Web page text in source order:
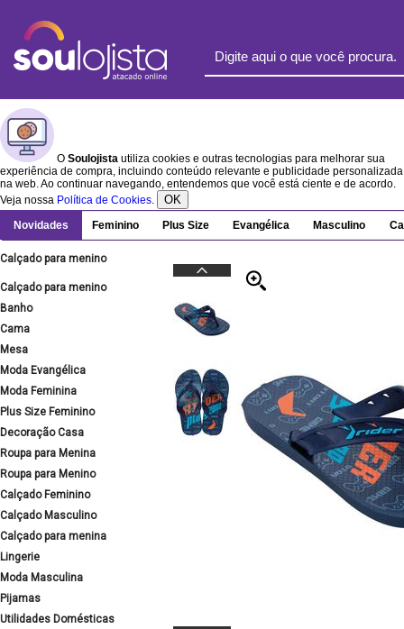
O Soulojista utiliza cookies e outras tecnologias para melhorar sua
experiência de compra, incluindo conteúdo relevante e publicidade personalizada
na web. Ao continuar navegando, entendemos que você está ciente e de acordo.
Veja nossa Política de Cookies. OK
Novidades Feminino Plus Size Evangélica Masculino
Calçado para menino
Calçado para menino
Banho
Cama
Mesa
Moda Evangélica
Moda Feminina
Plus Size Feminino
Decoração Casa
Roupa para Menina
Roupa para Menino
Calçado Feminino
Calçado Masculino
Calçado para menina
Lingerie
Moda Masculina
Pijamas
Utilidades Domésticas